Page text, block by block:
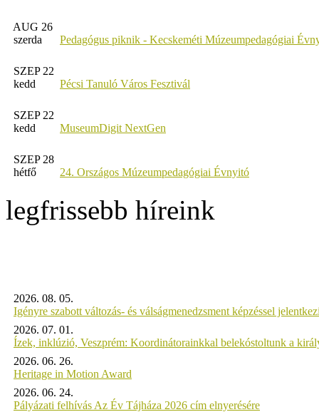
AUG 26
szerda
Pedagógus piknik - Kecskeméti Múzeumpedagógiai
SZEP 22
kedd
Pécsi Tanuló Város Fesztivál
SZEP 22
kedd
MuseumDigit NextGen
SZEP 28
hétfő
24. Országos Múzeumpedagógiai Évnyitó
legfrissebb híreink
2026. 08. 05.
Igényre szabott változás- és válságmenedzsment képzéssel
2026. 07. 01.
Ízek, inklúzió, Veszprém: Koordinátorainkkal belekóstoltunk a
2026. 06. 26.
Heritage in Motion Award
2026. 06. 24.
Pályázati felhívás Az Év Tájháza 2026 cím elnyerésére